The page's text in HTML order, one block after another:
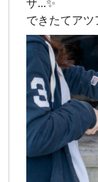
ザ...✨
できたてアツ